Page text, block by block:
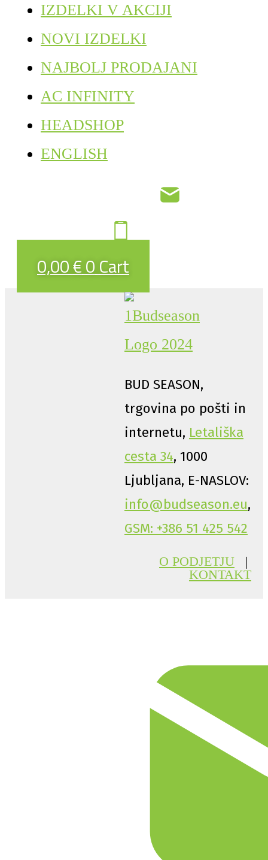
IZDELKI V AKCIJI
NOVI IZDELKI
NAJBOLJ PRODAJANI
AC INFINITY
HEADSHOP
ENGLISH
0,00€0Cart
BUD SEASON,
trgovina po pošti in
internetu, Letališka
cesta 34, 1000
Ljubljana, E-NASLOV:
info@budseason.eu,
GSM: +386 51 425 542
O PODJETJU |
KONTAKT